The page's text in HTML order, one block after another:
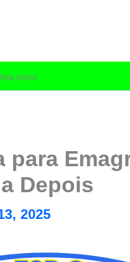
Depois
para
Depois
2025